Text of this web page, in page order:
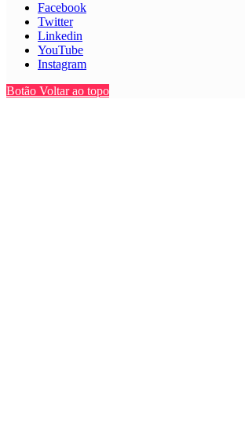
Facebook
Twitter
Linkedin
YouTube
Instagram
Botão Voltar ao topo